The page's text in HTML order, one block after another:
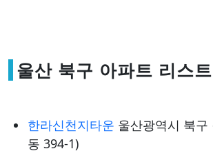
울산 북구 아파트 리스트
한라신천지타운 울산광역시 북구
동 394-1)